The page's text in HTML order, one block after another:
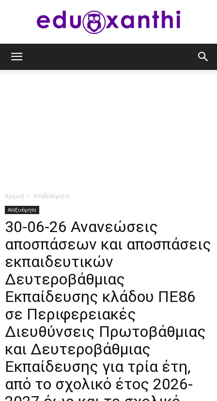
Αρχική Αταξινόμητα
Αταξινόμητα
30-06-26 Ανανεώσεις
αποσπάσεων και αποσπάσεις
εκπαιδευτικών
Δευτεροβάθμιας
Εκπαίδευσης κλάδου ΠΕ86
σε Περιφερειακές
Διευθύνσεις Πρωτοβάθμιας
και Δευτεροβάθμιας
Εκπαίδευσης για τρία έτη,
από το σχολικό έτος 2026-